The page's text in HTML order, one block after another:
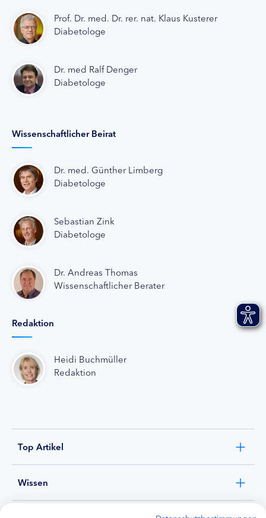
Prof. Dr. med. Dr. rer. nat. Klaus Kusterer
Diabetologe
Dr. med Ralf Denger
Diabetologe
Wissenschaftlicher Beirat
Dr. med. Günther Limberg
Diabetologe
Sebastian Zink
Diabetologe
Dr. Andreas Thomas
Wissenschaftlicher Berater
Redaktion
Heidi Buchmüller
Redaktion
Top Artikel
Wissen